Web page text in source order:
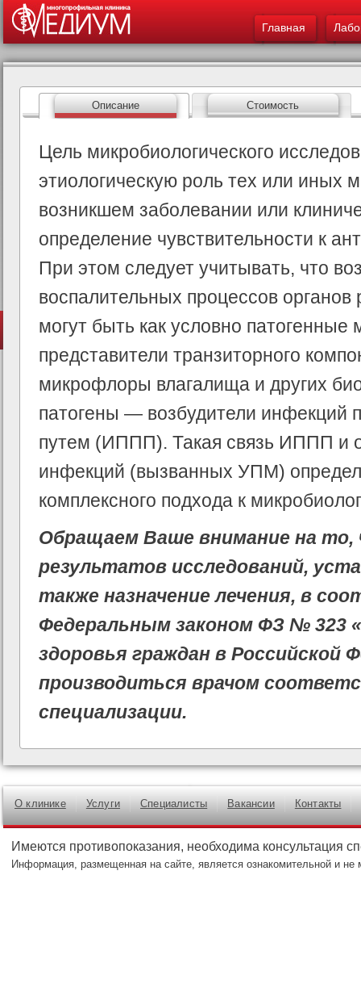
Главная
Описание Стоимость
Цель микробиологического
этиологическую роль тех или иных
возникшем заболевании или
определение чувствительности к
При этом следует учитывать, что
воспалительных процессов
могут быть как условно
представители транзиторного
микрофлоры влагалища и других
патогены — возбудители
путем (ИППП). Такая связь ИППП и
инфекций (вызванных УПМ)
комплексного подхода к
Обращаем Ваше внимание на
результатов исследований,
также назначение лечения, в
Федеральным законом ФЗ № 323
здоровья граждан в Российской
производиться врачом
специализации.
О клинике Услуги Специалисты Вакансии Контакты
Имеются противопоказания, необходима консультация
Информация, размещенная на сайте, является ознакомительной и